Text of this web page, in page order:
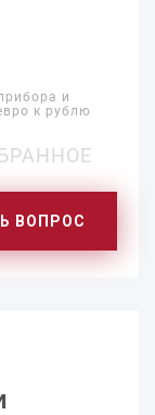
и
к рублю
ВОПРОС